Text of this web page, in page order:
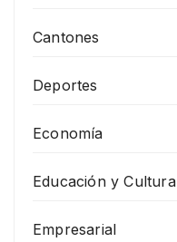
Cantones
Deportes
Economía
Educación y Cultura
Empresarial